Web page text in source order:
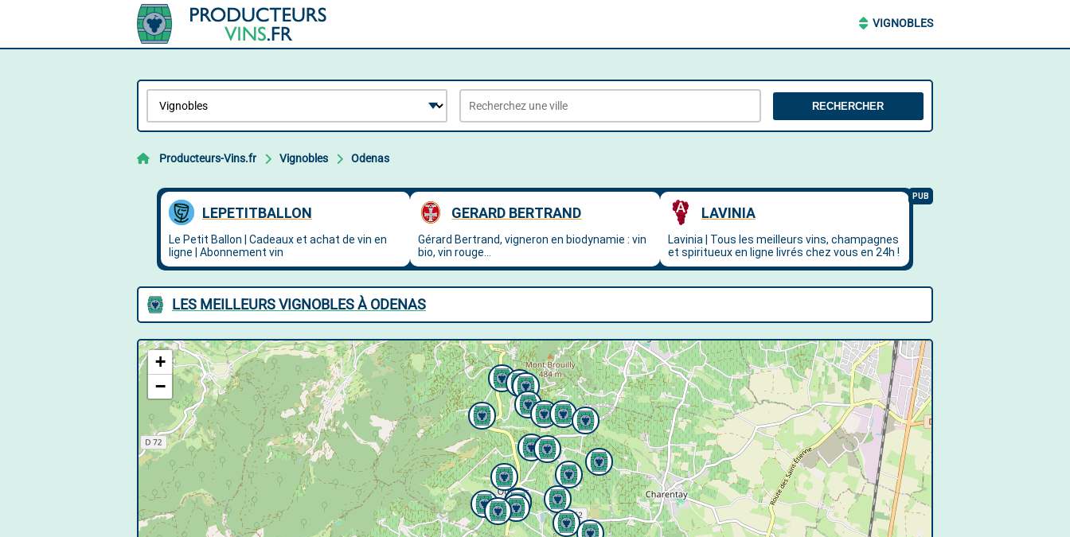
VIGNOBLES
RECHERCHER
Producteurs-Vins.fr Vignobles Odenas
LES MEILLEURS VIGNOBLES À ODENAS
+
−